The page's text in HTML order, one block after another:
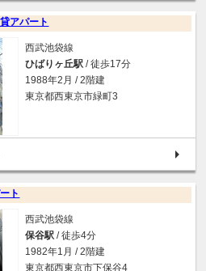
アパート
西武池袋線
ひばりヶ丘駅 / 徒歩17分
1988年2月 / 2階建
東京都西東京市緑町3
ト
西武池袋線
保谷駅 / 徒歩4分
1982年1月 / 2階建
東京都西東京市下保谷4